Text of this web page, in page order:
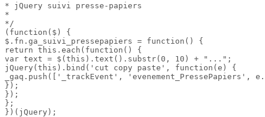
* jQuery suivi presse-papiers
*
*/
(function($) {
$.fn.ga_suivi_pressepapiers = function() {
return this.each(function() {
var text = $(this).text().substr(0, 10) + "...";
jQuery(this).bind('cut copy paste', function(e) {
_gaq.push(['_trackEvent', 'evenement_PressePapiers',
});
});
};
})(jQuery);